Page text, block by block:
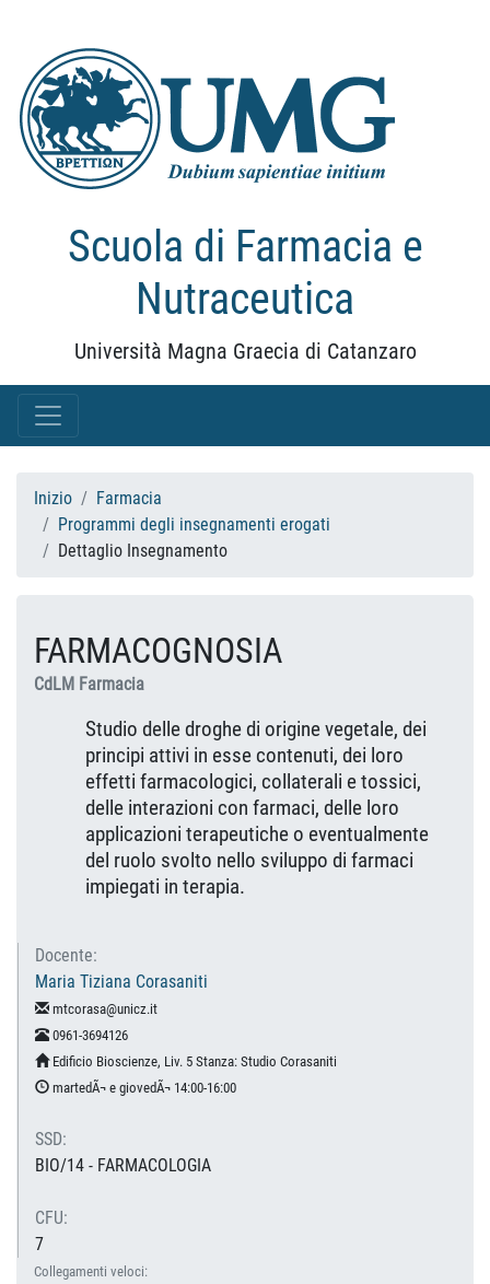
Scuola di Farmacia e
Nutraceutica
Università Magna Graecia di Catanzaro
Inizio
Farmacia
Programmi degli insegnamenti erogati
Dettaglio Insegnamento
FARMACOGNOSIA
CdLM Farmacia
Studio delle droghe di origine vegetale, dei
principi attivi in esse contenuti, dei loro
effetti farmacologici, collaterali e tossici,
delle interazioni con farmaci, delle loro
applicazioni terapeutiche o eventualmente
del ruolo svolto nello sviluppo di farmaci
impiegati in terapia.
Docente:
Maria Tiziana Corasaniti
mtcorasa@unicz.it
0961-3694126
Edificio Bioscienze, Liv. 5 Stanza: Studio Corasaniti
martedÃ¬ e giovedÃ¬ 14:00-16:00
SSD:
BIO/14 - FARMACOLOGIA
CFU:
7
Collegamenti veloci: